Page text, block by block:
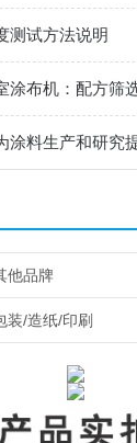
测试方法说明
涂料生产和研究
他品牌
装/造纸/印刷